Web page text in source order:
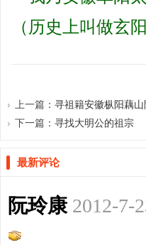
（历史上叫做玄
上一篇： 寻祖籍安徽枞阳藕
下一篇： 寻找大明公的祖宗
最新评论
阮玲康 2012-7-